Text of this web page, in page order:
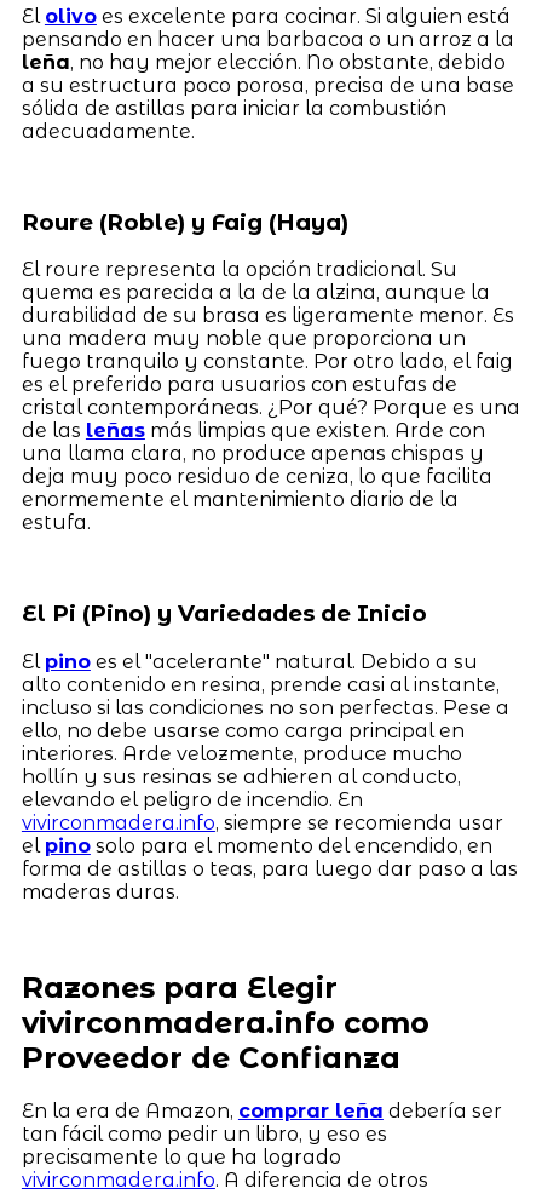
El olivoes excelente para cocinar. Si alguien está
pensando en hacer una barbacoa o un arroz a la
leña, no hay mejor elección. No obstante, debido
a su estructura poco porosa, precisa de una base
sólida de astillas para iniciar la combustión
adecuadamente.
Roure (Roble) y Faig (Haya)
El roure representa la opción tradicional. Su
quema es parecida a la de la alzina, aunque la
durabilidad de su brasa es ligeramente menor. Es
una madera muy noble que proporciona un
fuego tranquilo y constante. Por otro lado, el faig
es el preferido para usuarios con estufas de
cristal contemporáneas. ¿Por qué? Porque es una
de las leñasmás limpias que existen. Arde con
una llama clara, no produce apenas chispas y
deja muy poco residuo de ceniza, lo que facilita
enormemente el mantenimiento diario de la
estufa.
El Pi (Pino) y Variedades de Inicio
El pinoes el "acelerante" natural. Debido a su
alto contenido en resina, prende casi al instante,
incluso si las condiciones no son perfectas. Pese a
ello, no debe usarse como carga principal en
interiores. Arde velozmente, produce mucho
hollín y sus resinas se adhieren al conducto,
elevando el peligro de incendio. En
vivirconmadera.info, siempre se recomienda usar
el pinosolo para el momento del encendido, en
forma de astillas o teas, para luego dar paso a las
maderas duras.
Razones para Elegir
vivirconmadera.info como
Proveedor de Confianza
En la era de Amazon, comprar leña debería ser
tan fácil como pedir un libro, y eso es
precisamente lo que ha logrado
vivirconmadera.info. A diferencia de otros